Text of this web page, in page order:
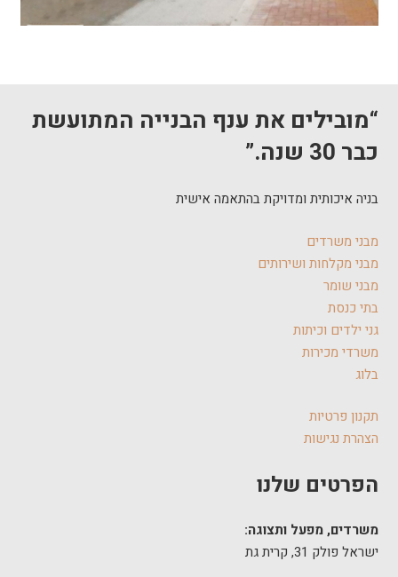
“מובילים את ענף הבנייה המתועשת
כבר 30 שנה.”
בניה איכותית ומדויקת בהתאמה אישית
מבני משרדים
מבני מקלחות ושירותים
מבני שומר
בתי כנסת
גני ילדים וכיתות
משרדי מכירות
בלוג
תקנון פרטיות
הצהרת נגישות
הפרטים שלנו
משרדים, מפעל ותצוגה:
ישראל פולק 31, קרית גת